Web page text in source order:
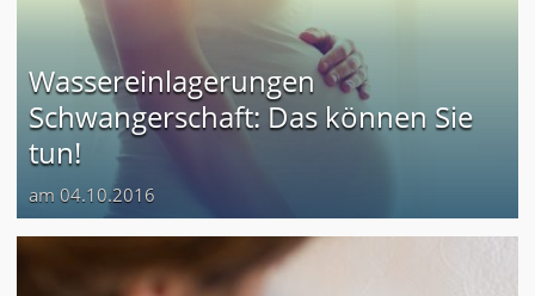
Wassereinlagerungen
Schwangerschaft: Das können Sie
tun!
am 04.10.2016